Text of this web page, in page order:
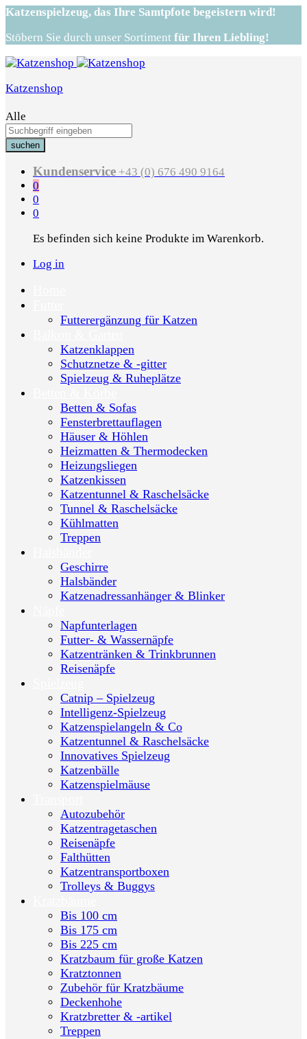
Katzenspielzeug, das Ihre Samtpfote begeistern wird!
Stöbern Sie durch unser Sortiment für Ihren Liebling!
Katzenshop
Alle
suchen
Kundenservice +43 (0) 676 490 9164
0
0
0
Es befinden sich keine Produkte im Warenkorb.
Log in
Futterergänzung für Katzen
Katzenklappen
Schutznetze & -gitter
Spielzeug & Ruheplätze
Betten & Sofas
Fensterbrettauflagen
Häuser & Höhlen
Heizmatten & Thermodecken
Heizungsliegen
Katzenkissen
Katzentunnel & Raschelsäcke
Tunnel & Raschelsäcke
Kühlmatten
Treppen
Geschirre
Halsbänder
Katzenadressanhänger & Blinker
Napfunterlagen
Futter- & Wassernäpfe
Katzentränken & Trinkbrunnen
Reisenäpfe
Catnip – Spielzeug
Intelligenz-Spielzeug
Katzenspielangeln & Co
Katzentunnel & Raschelsäcke
Innovatives Spielzeug
Katzenbälle
Katzenspielmäuse
Autozubehör
Katzentragetaschen
Reisenäpfe
Falthütten
Katzentransportboxen
Trolleys & Buggys
Bis 100 cm
Bis 175 cm
Bis 225 cm
Kratzbaum für große Katzen
Kratztonnen
Zubehör für Kratzbäume
Deckenhohe
Kratzbretter & -artikel
Treppen